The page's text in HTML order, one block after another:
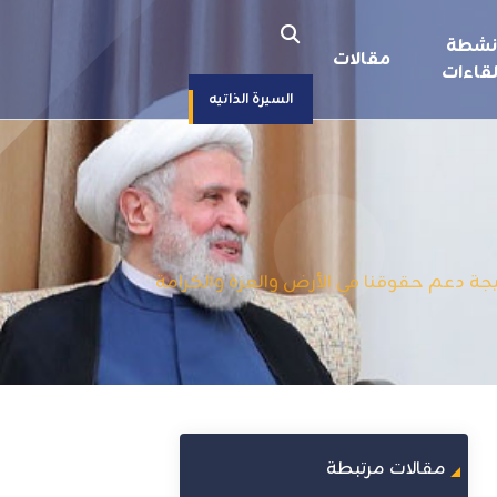
مقالات
السيرة الذاتيه
دعم حقوقنا في الأرض والعزة والكرامة
مقالات مرتبطة